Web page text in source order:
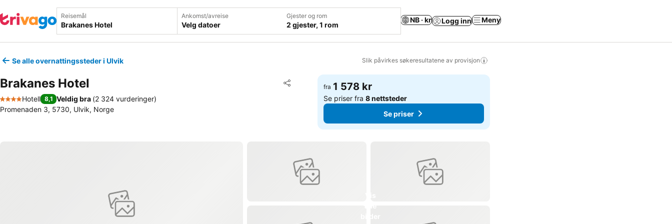
Reisemål Ankomst/avreise
Velg datoer
Gjester og rom
2 gjester, 1 rom
NB · kr Logg inn Meny
Se alle overnattingssteder i Ulvik Slik påvirkes søkeresultatene av provisjon
Brakanes Hotel Del
Legg til i favoritter
4 Stjerner
Hotell 8,1 Veldig bra (2 324 vurderinger)
Promenaden 3, 5730, Ulvik, Norge
fra 1 578 kr
Se priser fra8 nettsteder
Se priser